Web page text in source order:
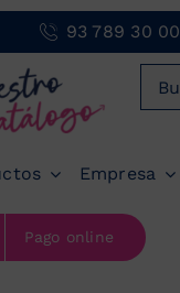
93 789 30 00
Empresa
Pago online